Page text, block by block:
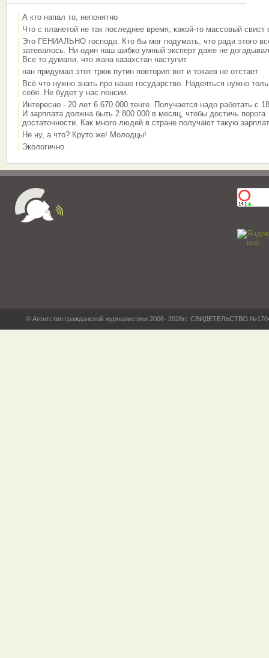
А кто напал то, непонятно
Что с планетой не так последнее время, какой-то массовый свист
Это ГЕНИАЛЬНО господа. Кто бы мог подумать, что ради этого
затевалось. Ни один наш шибко умный эксперт даже не
Все то думали, что жана казахстан наступит
нан придумал этот трюк путин повторил вот и токаев не отстает
Всё что нужно знать про наше государство. Надеяться нужно
себя. Не будет у нас пенсии.
Интересно - 20 лет 6 670 000 тенге. Получается надо работать с
И зарплата должна быть 2 800 000 в месяц, чтобы достичь порога
достаточности. Как много людей в стране получают такую
Не ну, а что? Круто же! Молодцы!
Экологично
© Агентство гражданской журналистики 2006- 2026гг. СВИДЕТЕЛЬСТВО